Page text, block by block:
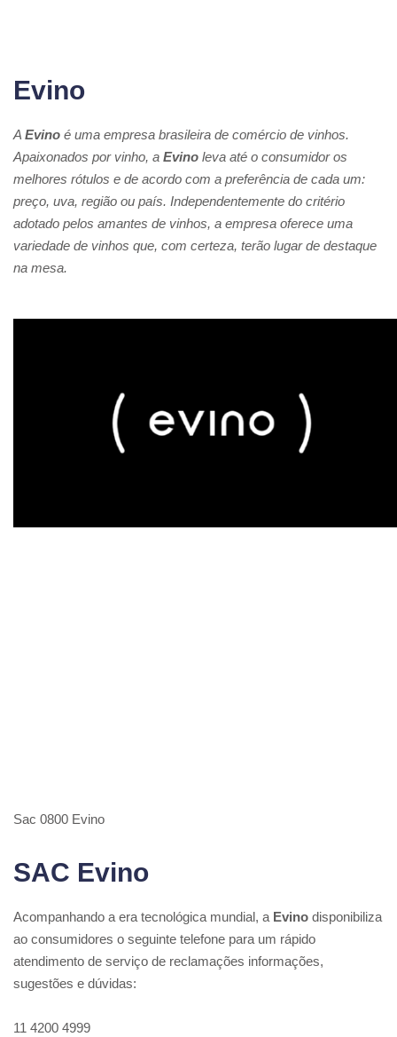
Evino
A Evino é uma empresa brasileira de comércio de vinhos.
Apaixonados por vinho, a Evino leva até o consumidor os
melhores rótulos e de acordo com a preferência de cada um:
preço, uva, região ou país. Independentemente do critério
adotado pelos amantes de vinhos, a empresa oferece uma
variedade de vinhos que, com certeza, terão lugar de destaque
na mesa.
Sac 0800 Evino
SAC Evino
Acompanhando a era tecnológica mundial, a Evino disponibiliza
ao consumidores o seguinte telefone para um rápido
atendimento de serviço de reclamações informações,
sugestões e dúvidas:
11 4200 4999